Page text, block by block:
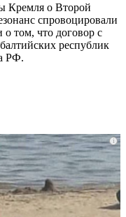
Кремля о Второй
спровоцировали
том, что договор с
республик
РФ.
i